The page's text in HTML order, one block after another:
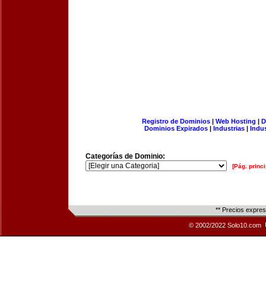
Registro de Dominios| Web Hosting |
Dominios Expirados | Industrias |
Categorías de Dominio:
[Pág.
** Precios
© 2002/2022 Solo10.com